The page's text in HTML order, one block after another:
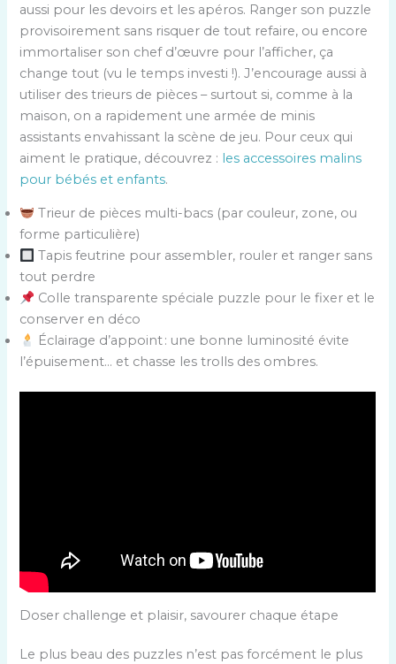
aussi pour les devoirs et les apéros. Ranger son puzzle
provisoirement sans risquer de tout refaire, ou encore
immortaliser son chef d’œuvre pour l’afficher, ça
change tout (vu le temps investi !). J’encourage aussi à
utiliser des trieurs de pièces – surtout si, comme à la
maison, on a rapidement une armée de minis
assistants envahissant la scène de jeu. Pour ceux qui
aiment le pratique, découvrez : les accessoires malins
pour bébés et enfants.
Trieur de pièces multi-bacs (par couleur, zone, ou
forme particulière)
Tapis feutrine pour assembler, rouler et ranger sans
tout perdre
Colle transparente spéciale puzzle pour le fixer et le
conserver en déco
Éclairage d’appoint : une bonne luminosité évite
l’épuisement… et chasse les trolls des ombres.
Doser challenge et plaisir, savourer chaque étape
Le plus beau des puzzles n’est pas forcément le plus